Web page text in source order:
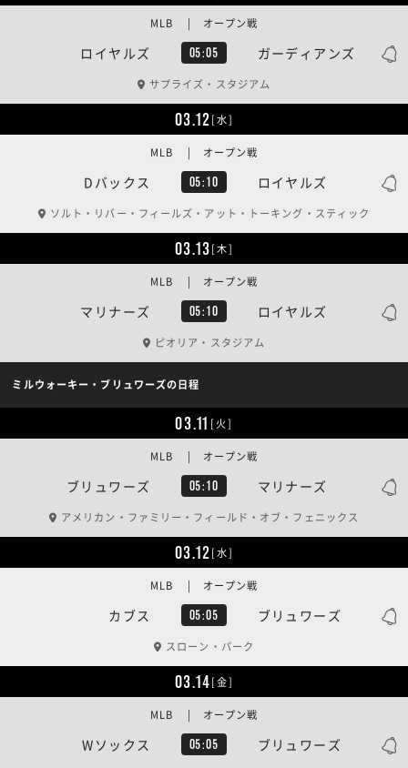
ロイヤルズ 05:05 ガーディアンズ
MLB | オープン戦
サプライズ・スタジアム
03.12[水]
Dバックス 05:10 ロイヤルズ
MLB | オープン戦
ソルト・リバー・フィールズ・アット・トーキング・スティック
03.13[木]
マリナーズ 05:10 ロイヤルズ
MLB | オープン戦
ピオリア・スタジアム
ミルウォーキー・ブリュワーズの日程
03.11 [火]
ブリュワーズ 05:10 マリナーズ
MLB | オープン戦
アメリカン・ファミリー・フィールド・オブ・フェニックス
03.12[水]
カブス 05:05 ブリュワーズ
MLB | オープン戦
スローン・パーク
03.14[金]
Wソックス 05:05 ブリュワーズ
MLB | オープン戦